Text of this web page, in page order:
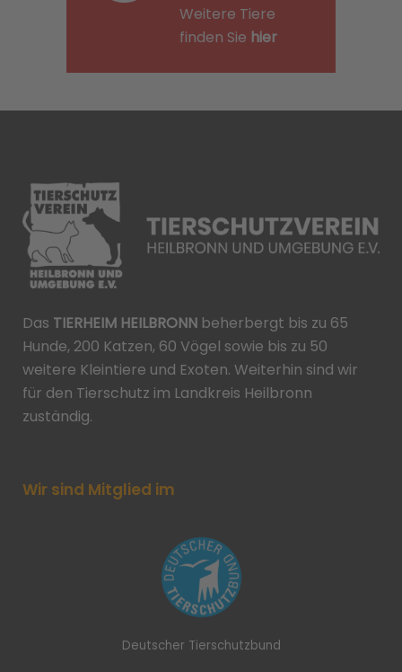
Weitere Tiere
finden Sie hier
Das TIERHEIM HEILBRONN beherbergt bis zu 65
Hunde, 200 Katzen, 60 Vögel sowie bis zu 50
weitere Kleintiere und Exoten. Weiterhin sind wir
für den Tierschutz im Landkreis Heilbronn
zuständig.
Wir sind Mitglied im
Deutscher Tierschutzbund